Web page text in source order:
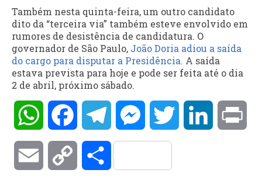
Também nesta quinta-feira, um outro candidato
dito da “terceira via” também esteve envolvido em
rumores de desistência de candidatura. O
governador de São Paulo, João Doria adiou a saída
do cargo para disputar a Presidência. A saída
estava prevista para hoje e pode ser feita até o dia
2 de abril, próximo sábado.
WhatsAppFacebookTelegramMessengerTwitter LinkedIn
Email Copy Compartilhar